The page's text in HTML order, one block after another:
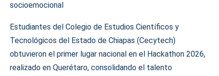
socioemocional
Estudiantes del Colegio de Estudios Científicos y
Tecnológicos del Estado de Chiapas (Cecytech)
obtuvieron el primer lugar nacional en el Hackathon 2026,
realizado en Querétaro, consolidando el talento